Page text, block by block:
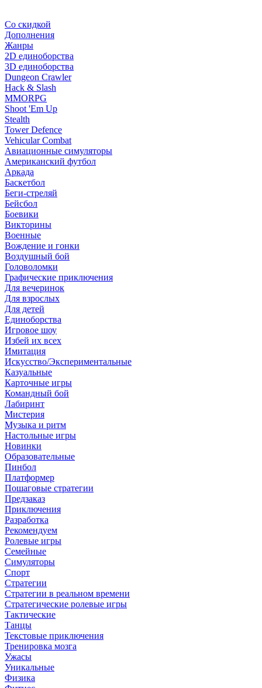
Со скидкой
Дополнения
Жанры
2D единоборства
3D единоборства
Dungeon Crawler
Hack & Slash
MMORPG
Shoot 'Em Up
Stealth
Tower Defence
Vehicular Combat
Авиационные симуляторы
Американский футбол
Аркада
Баскетбол
Беги-стреляй
Бейсбол
Боевики
Викторины
Военные
Вождение и гонки
Воздушный бой
Головоломки
Графические приключения
Для вечеринок
Для взрослых
Для детей
Единоборства
Игровое шоу
Избей их всех
Имитация
Искусство/Экспериментальные
Казуальные
Карточные игры
Командный бой
Лабиринт
Мистерия
Музыка и ритм
Настольные игры
Новинки
Образовательные
Пинбол
Платформер
Пошаговые стратегии
Предзаказ
Приключения
Разработка
Рекомендуем
Ролевые игры
Семейные
Симуляторы
Спорт
Стратегии
Стратегии в реальном времени
Стратегические ролевые игры
Тактические
Танцы
Текстовые приключения
Тренировка мозга
Ужасы
Уникальные
Физика